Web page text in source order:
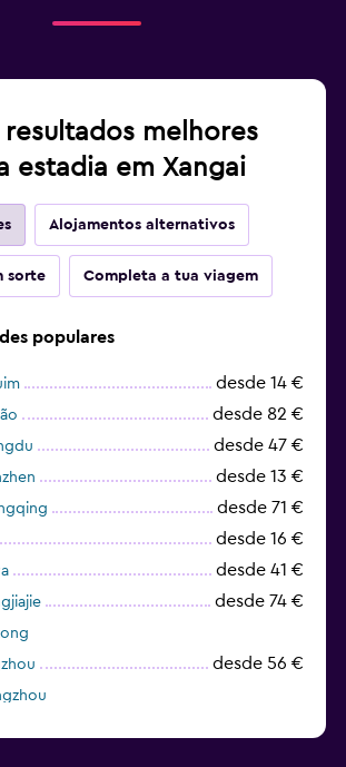
resultados melhores
estadia em Xangai
Alojamentos alternativos
sorte Completa a tua viagem
populares
desde 14 €
desde 82 €
desde 47 €
desde 13 €
desde 71 €
desde 16 €
desde 41 €
desde 74 €
desde 56 €